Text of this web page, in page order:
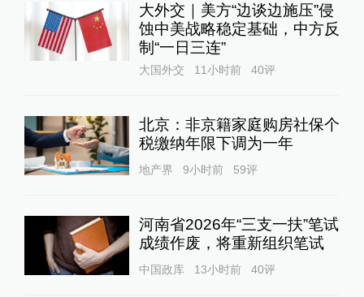
大外交｜美方“边谈边施压”侵
蚀中美战略稳定基础，中方反
制“一日三连”
大国外交 11小时前 40评
北京：非京籍家庭购房社保个
税缴纳年限下调为一年
地产界 9小时前 59评
河南省2026年“三支一扶”笔试
成绩作废，将重新组织笔试
中国政库 13小时前 40评